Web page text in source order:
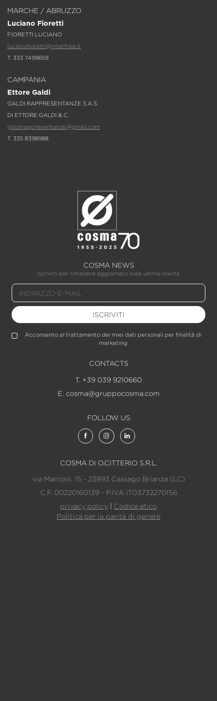
MARCHE / ABRUZZO
Luciano Fioretti
FIORETTI LUCIANO
lucianofioretti@interfree.it
T. 333 7499659
CAMPANIA
Ettore Galdi
GALDI RAPPRESENTANZE S.A.S.
DI ETTORE GALDI & C.
galdirappresentanze@gmail.com
T. 335 8398988
COSMA NEWS
Iscriviti per rimanere aggiornato sulle ultime novità
ISCRIVITI
Acconsento al trattamento dei miei dati personali per finalità di
marketing
CONTACTS
T. +39 039 9210660
E. cosma@gruppocosma.com
FOLLOW US
COSMA DI O.CITTERIO S.R.L.
via Marconi, 15 - 23893 Cassago Brianza (LC)
C.F. 00220160139 - P.IVA IT03732270156
privacy policy
Codice etico
Politica per la parità di genere